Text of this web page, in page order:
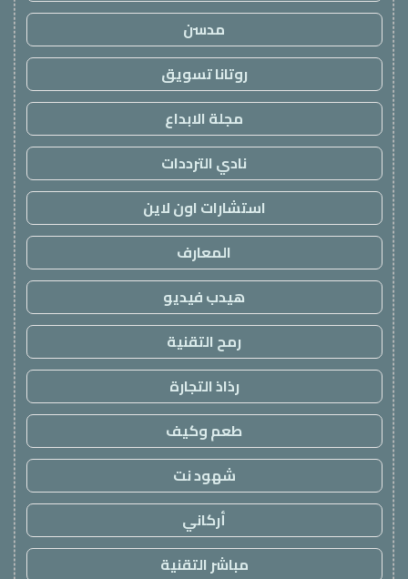
مدسن
روتانا تسويق
مجلة الابداع
نادي الترددات
استشارات اون لاين
المعارف
هيدب فيديو
رمح التقنية
رذاذ التجارة
طعم وكيف
شهود نت
أركاني
مباشر التقنية